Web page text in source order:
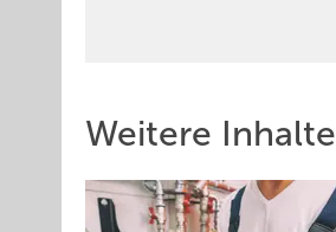
Weitere Inhalte